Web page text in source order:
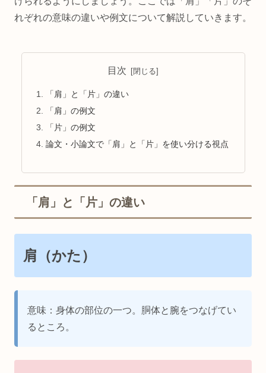
れぞれの意味の違いや例文について解説していきます。
目次
「肩」と「片」の違い
「肩」の例文
「片」の例文
論文・小論文で「肩」と「片」を使い分ける視点
「肩」と「片」の違い
肩（かた）
意味：身体の部位の一つ。胴体と腕をつなげてい
るところ。